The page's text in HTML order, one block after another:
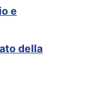
e
della